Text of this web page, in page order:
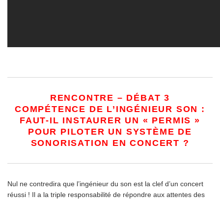
RENCONTRE – DÉBAT 3
COMPÉTENCE DE L’INGÉNIEUR SON :
FAUT-IL INSTAURER UN « PERMIS »
POUR PILOTER UN SYSTÈME DE
SONORISATION EN CONCERT ?
Nul ne contredira que l’ingénieur du son est la clef d’un concert
réussi ! Il a la triple responsabilité de répondre aux attentes des